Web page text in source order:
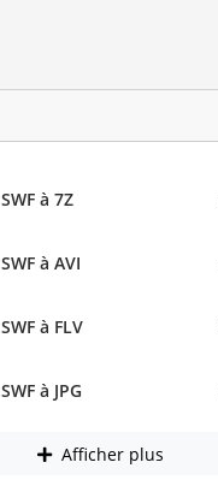
SWF à 7Z
SWF à AVI
SWF à FLV
SWF à JPG
Afficher plus